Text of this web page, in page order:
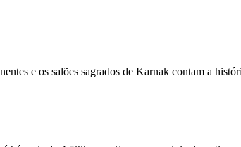
e os salões sagrados de Karnak contam a